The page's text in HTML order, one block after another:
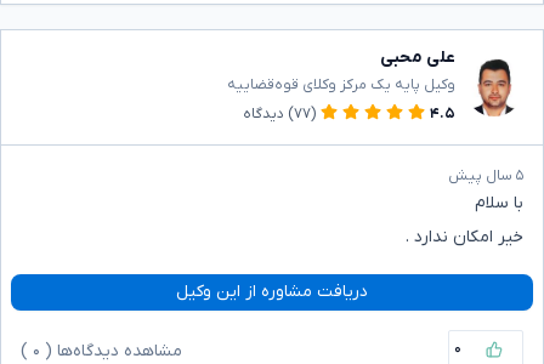
علی محبی
وکیل پایه یک مرکز وکلای قوه‌قضاییه
۴.۵
(۷۷) دیدگاه
۵ سال پیش
با سلام
خیر امکان ندارد .
دریافت مشاوره از این وکیل
۰ مشاهده دیدگاه‌ها ( ۰